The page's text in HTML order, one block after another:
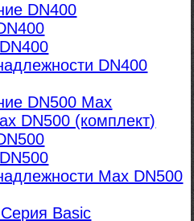
DN400
DN400
DN500 Max
DN500 (комплект)
Max DN500
Basic